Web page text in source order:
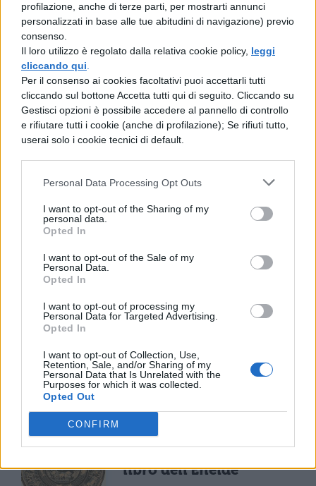
profilazione, anche di terze parti, per mostrarti annunci
personalizzati in base alle tue abitudini di navigazione) previo
consenso.
Il loro utilizzo è regolato dalla relativa cookie policy, leggi
cliccando qui
Per il consenso ai cookies facoltativi puoi accettarli tutti
cliccando sul bottone Accetta tutti qui di seguito. Cliccando su
Gestisci opzioni è possibile accedere al pannello di controllo
e rifiutare tutti i cookie (anche di profilazione); Se rifiuti tutto,
userai solo i cookie tecnici di default.
Personal Data Processing Opt Outs
I want to opt-out of the Sharing of my
personal data.
Opted In
I want to opt-out of the Sale of my
Personal Data.
Opted In
I want to opt-out of processing my
Personal Data for Targeted Advertising.
Opted In
I want to opt-out of Collection, Use,
Retention, Sale, and/or Sharing of my
Personal Data that Is Unrelated with the
Purposes for which it was collected.
Opted Out
CONFIRM
Epimeteo, aprì l'anfora che aveva ricevuto
da Giove; allora tutti i mali e disgrazie di
ogni genere invasero la terra: solo la
speranza rimase nel fondo dell'anfora, e per
questo la speranza fu chiamata ultima dea.
Allora Giove, avendo compassione del
genere umano, resituì agli uomini la
TI POTREBBE INTERESSARE
La Commedia di Plauto
LETTERATURA LATINA
libro dell'Eneide